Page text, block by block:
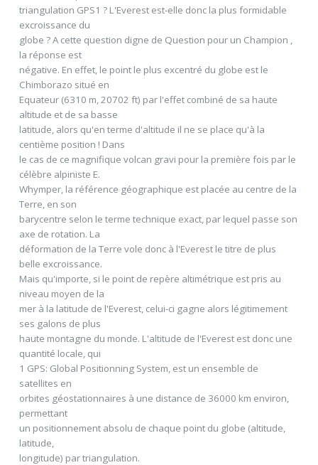
triangulation GPS1 ? L'Everest est-elle donc la plus formidable
excroissance du
globe ? A cette question digne de Question pour un Champion ,
la réponse est
négative. En effet, le point le plus excentré du globe est le
Chimborazo situé en
Equateur (6310 m, 20702 ft) par l'effet combiné de sa haute
altitude et de sa basse
latitude, alors qu'en terme d'altitude il ne se place qu'à la
centième position ! Dans
le cas de ce magnifique volcan gravi pour la première fois par le
célèbre alpiniste E.
Whymper, la référence géographique est placée au centre de la
Terre, en son
barycentre selon le terme technique exact, par lequel passe son
axe de rotation. La
déformation de la Terre vole donc à l'Everest le titre de plus
belle excroissance.
Mais qu'importe, si le point de repère altimétrique est pris au
niveau moyen de la
mer à la latitude de l'Everest, celui-ci gagne alors légitimement
ses galons de plus
haute montagne du monde. L'altitude de l'Everest est donc une
quantité locale, qui
1 GPS: Global Positionning System, est un ensemble de
satellites en
orbites géostationnaires à une distance de 36000 km environ,
permettant
un positionnement absolu de chaque point du globe (altitude,
latitude,
longitude) par triangulation.